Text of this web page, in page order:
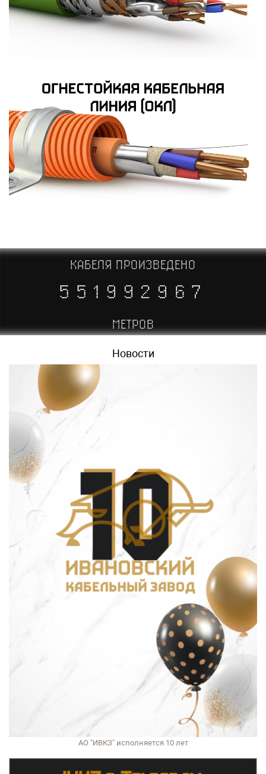
КАБЕЛЯ ПРОИЗВЕДЕНО
551992968
МЕТРОВ
Previous
Новости
АО "ИВКЗ" исполняется 10 лет